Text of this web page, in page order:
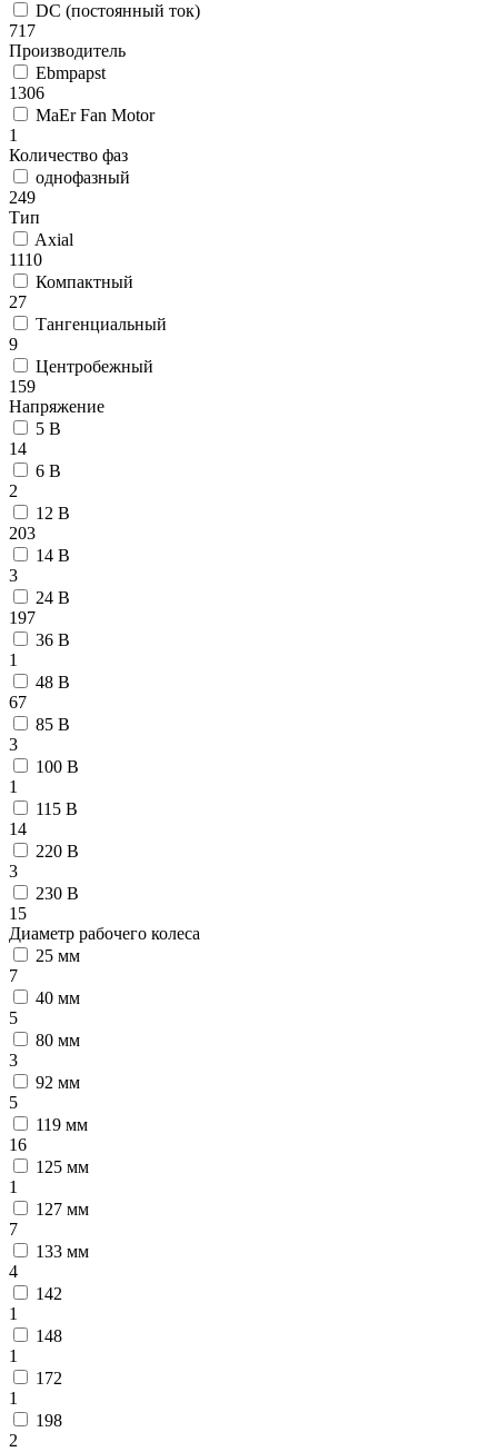
DC (постоянный ток)
717
Производитель
Ebmpapst
1306
MaEr Fan Motor
1
Количество фаз
однофазный
249
Тип
Axial
1110
Компактный
27
Тангенциальный
9
Центробежный
159
Напряжение
5 В
14
6 В
2
12 В
203
14 В
3
24 В
197
36 В
1
48 В
67
85 В
3
100 В
1
115 В
14
220 В
3
230 В
15
Диаметр рабочего колеса
25 мм
7
40 мм
5
80 мм
3
92 мм
5
119 мм
16
125 мм
1
127 мм
7
133 мм
4
142
1
148
1
172
1
198
2